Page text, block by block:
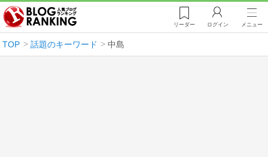
リーダー ログイン メニュー
TOP 話題のキーワード 中島